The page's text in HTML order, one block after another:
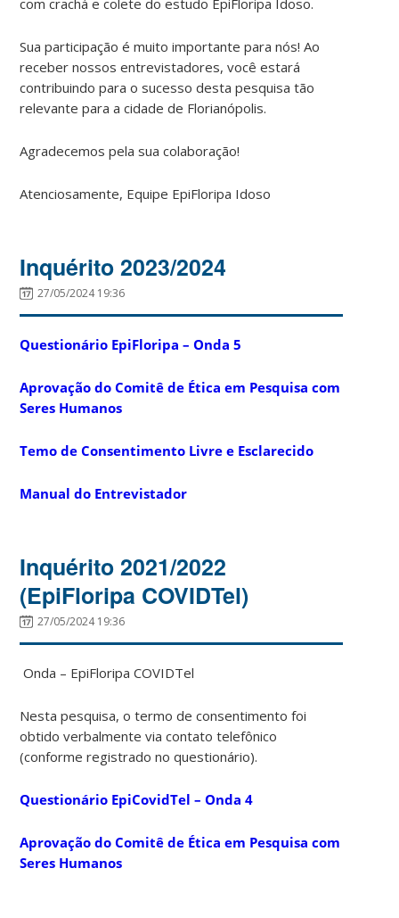
Sua participação é muito importante para nós! Ao
receber nossos entrevistadores, você estará
contribuindo para o sucesso desta pesquisa tão
relevante para a cidade de Florianópolis.
Agradecemos pela sua colaboração!
Atenciosamente, Equipe EpiFloripa Idoso
Inquérito 2023/2024
27/05/2024 19:36
Questionário EpiFloripa – Onda 5
Aprovação do Comitê de Ética em Pesquisa com
Seres Humanos
Temo de Consentimento Livre e Esclarecido
Manual do Entrevistador
Inquérito 2021/2022
(EpiFloripa COVIDTel)
27/05/2024 19:36
Onda – EpiFloripa COVIDTel
Nesta pesquisa, o termo de consentimento foi
obtido verbalmente via contato telefônico
(conforme registrado no questionário).
Questionário EpiCovidTel – Onda 4
Aprovação do Comitê de Ética em Pesquisa com
Seres Humanos